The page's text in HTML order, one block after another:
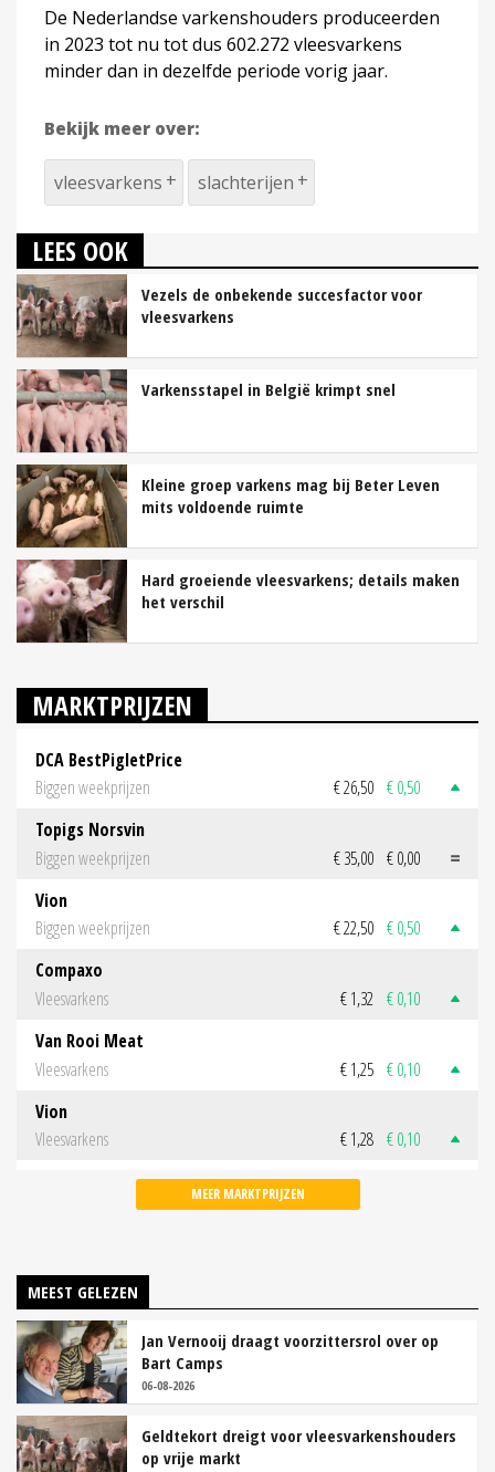
De Nederlandse varkenshouders produceerden
in 2023 tot nu tot dus 602.272 vleesvarkens
minder dan in dezelfde periode vorig jaar.
Bekijk meer over:
vleesvarkens slachterijen
LEES OOK
Vezels de onbekende succesfactor voor
vleesvarkens
Varkensstapel in België krimpt snel
Kleine groep varkens mag bij Beter Leven
mits voldoende ruimte
Hard groeiende vleesvarkens; details maken
het verschil
MARKTPRIJZEN
DCA BestPigletPrice
Biggen weekprijzen
€ 26,50 € 0,50
Topigs Norsvin
Biggen weekprijzen
€ 35,00 € 0,00
Vion
Biggen weekprijzen
€ 22,50 € 0,50
Compaxo
Vleesvarkens
€ 1,32 € 0,10
Van Rooi Meat
Vleesvarkens
€ 1,25 € 0,10
Vion
Vleesvarkens
€ 1,28 € 0,10
MEER MARKTPRIJZEN
MEEST GELEZEN
Jan Vernooij draagt voorzittersrol over op
Bart Camps
06-08-2026
Geldtekort dreigt voor vleesvarkenshouders
op vrije markt